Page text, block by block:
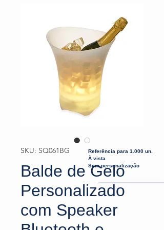
SKU: SQ061BG
Balde de Gelo
Personalizado
com Speaker
Referência para 1.000 un.
À vista
Sem personalização